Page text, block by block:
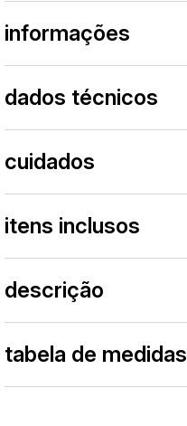
informações
dados técnicos
cuidados
itens inclusos
descrição
tabela de medidas